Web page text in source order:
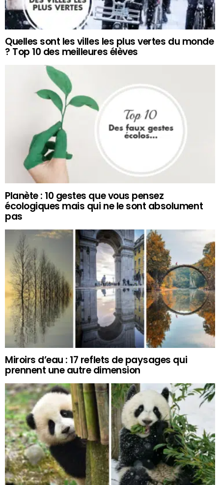
Quelles sont les villes les plus vertes du monde
? Top 10 des meilleures élèves
Planète : 10 gestes que vous pensez
écologiques mais qui ne le sont absolument
pas
Miroirs d’eau : 17 reflets de paysages qui
prennent une autre dimension